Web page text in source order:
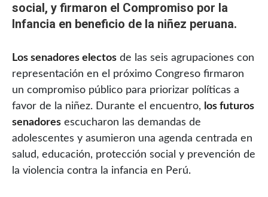
social, y firmaron el Compromiso por la
Infancia en beneficio de la niñez peruana.
Los senadores electos de las seis agrupaciones con
representación en el próximo Congreso firmaron
un compromiso público para priorizar políticas a
favor de la niñez. Durante el encuentro, los futuros
senadores escucharon las demandas de
adolescentes y asumieron una agenda centrada en
salud, educación, protección social y prevención de
la violencia contra la infancia en Perú.